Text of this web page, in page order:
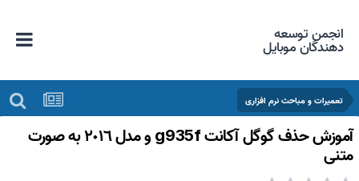
انجمن توسعه
دهندگان موبایل
تعمیرات و مباحث نرم افزاری
آموزش حذف گوگل آكانت g935f و مدل ٢٠١٦ به صورت